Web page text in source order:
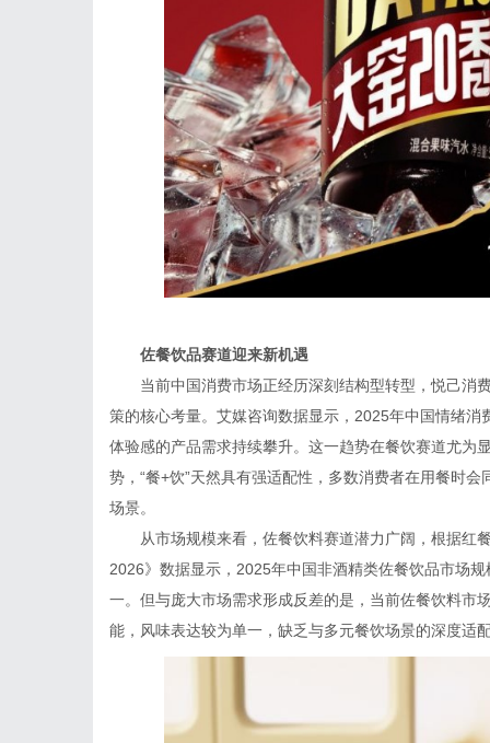
佐餐饮品赛道迎来新机遇
当前中国消费市场正经历深刻结构型转型，悦己消
策的核心考量。艾媒咨询数据显示，2025年中国情绪
体验感的产品需求持续攀升。这一趋势在餐饮赛道尤为
势，“餐+饮”天然具有强适配性，多数消费者在用餐时
场景。
从市场规模来看，佐餐饮料赛道潜力广阔，根据红
2026》数据显示，2025年中国非酒精类佐餐饮品市场
一。但与庞大市场需求形成反差的是，当前佐餐饮料市
能，风味表达较为单一，缺乏与多元餐饮场景的深度适